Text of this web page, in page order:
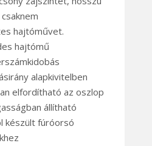
hajtóművet.
hajtómű
alapkivitelben
elfordítható az oszlop
állítható
készült fúróorsó